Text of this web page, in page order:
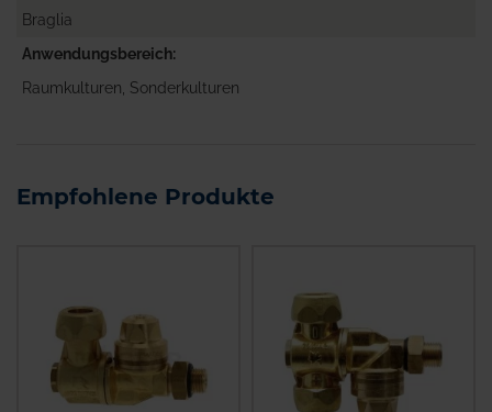
Braglia
Anwendungsbereich
Raumkulturen, Sonderkulturen
Empfohlene Produkte